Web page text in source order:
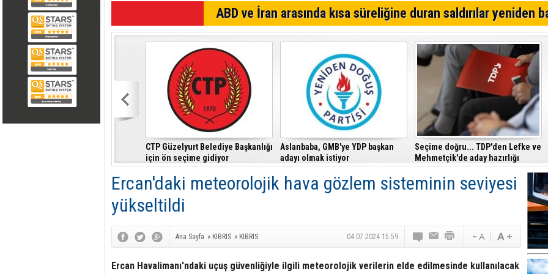
CTP, Cezaevi Disiplin Tüzüğü’nde yapılan değişiklikleri
Mahkemesi’ne taşıdı
Girne – Çamlıbel ana yolunda ölümlü kaza… Turan Obalı
ABD ve İran arasında kısa süreliğine duran saldırılar yeniden
CTP Güzelyurt Belediye Başkanlığı
için ön seçime gidiyor
Aslanbaba, GMB'ye YDP başkan
adayı olmak istiyor
Seçime doğru... TDP'den Lefke ve
Mehmetçik'de aday hazırlığı
Ercan'daki meteorolojik hava gözlem sisteminin seviyesi
yükseltildi
Ana Sayfa » KIBRIS » KIBRIS 04.07.2024 15:59
Ercan Havalimanı'ndaki uçuş güvenliğiyle ilgili meteorolojik verilerin elde edilmesinde kullanılacak